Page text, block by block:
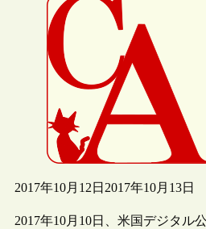
2017年10月12日 2017年10月13日
2017年10月10日、米国デジタル